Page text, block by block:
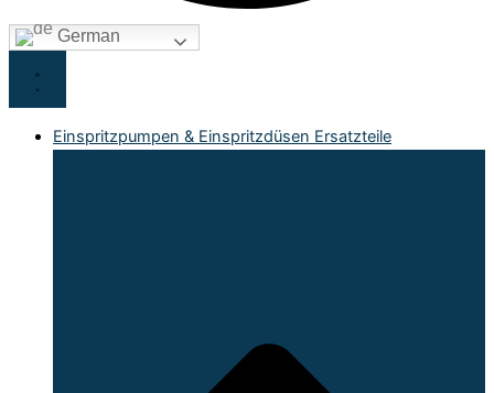
German
Einspritzpumpen & Einspritzdüsen Ersatzteile